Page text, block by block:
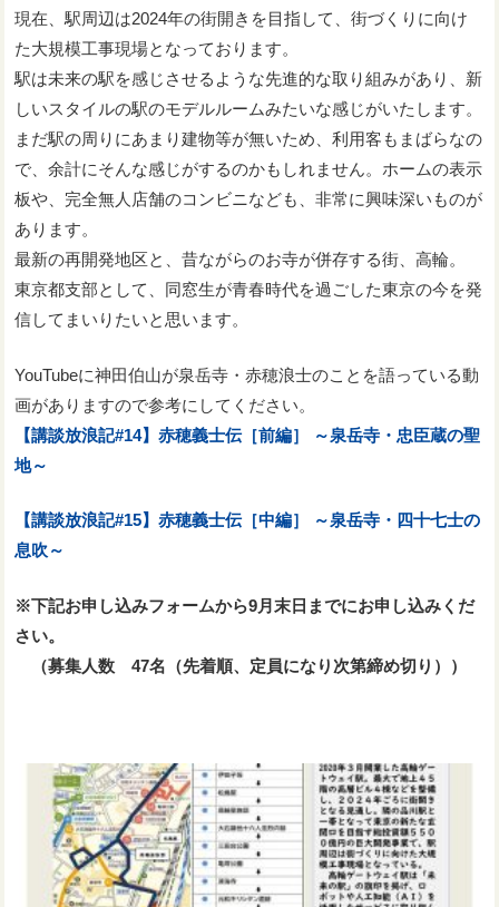
現在、駅周辺は2024年の街開きを目指して、街づくりに向け
た大規模工事現場となっております。
駅は未来の駅を感じさせるような先進的な取り組みがあり、新
しいスタイルの駅のモデルルームみたいな感じがいたします。
まだ駅の周りにあまり建物等が無いため、利用客もまばらなの
で、余計にそんな感じがするのかもしれません。ホームの表示
板や、完全無人店舗のコンビニなども、非常に興味深いものが
あります。
最新の再開発地区と、昔ながらのお寺が併存する街、高輪。
東京都支部として、同窓生が青春時代を過ごした東京の今を発
信してまいりたいと思います。
YouTubeに神田伯山が泉岳寺・赤穂浪士のことを語っている動
画がありますので参考にしてください。
【講談放浪記#14】赤穂義士伝［前編］ ～泉岳寺・忠臣蔵の聖
地～
【講談放浪記#15】赤穂義士伝［中編］ ～泉岳寺・四十七士の
息吹～
※下記お申し込みフォームから9月末日までにお申し込みくだ
さい。
（募集人数 47名（先着順、定員になり次第締め切り））